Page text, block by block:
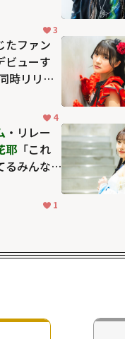
3
たファン
ビューす
時リリー
4
・リレー
耶 「これ
るみんな
いくん
できるよ 1